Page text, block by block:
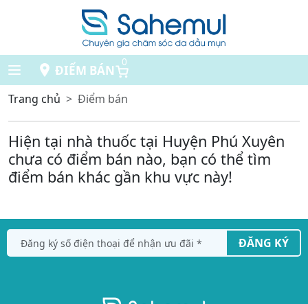
ĐIỂM BÁN
0
Trang chủ Điểm bán
Hiện tại nhà thuốc tại Huyện Phú Xuyên
chưa có điểm bán nào, bạn có thể tìm
điểm bán khác gần khu vực này!
ĐĂNG KÝ